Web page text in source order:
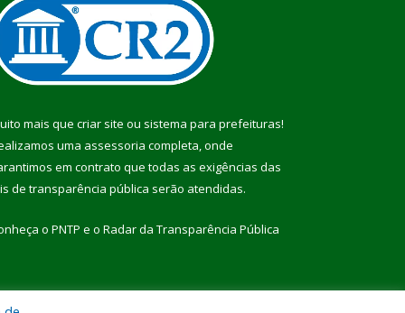
mais que criar site ou sistema para prefeituras!
uma assessoria completa, onde
em contrato que todas as exigências das
de transparência pública serão atendidas.
o PNTP e o Radar da Transparência Pública